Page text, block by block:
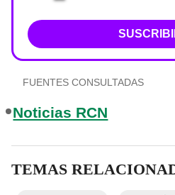
FUENTES CONSULTADAS
Noticias RCN
TEMAS